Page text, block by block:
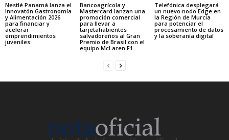
Nestlé Panamá lanza el
Innovatón Gastronomía
y Alimentación 2026
para financiar y
acelerar
emprendimientos
juveniles
Bancoagrícola y
Mastercard lanzan una
promoción comercial
para llevar a
tarjetahabientes
salvadoreños al Gran
Premio de Brasil con el
equipo McLaren F1
Telefónica desplegará
un nuevo nodo Edge en
la Región de Murcia
para potenciar el
procesamiento de datos
y la soberanía digital